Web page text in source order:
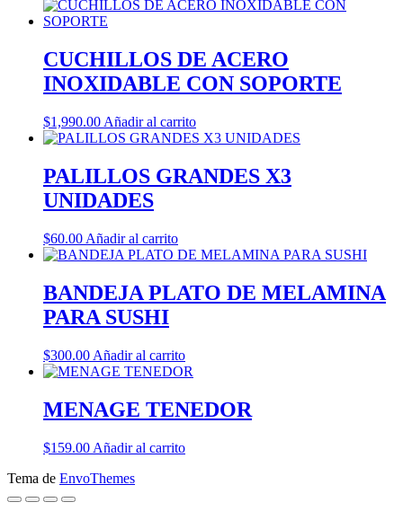
CUCHILLOS DE ACERO
INOXIDABLE CON SOPORTE
$1,990.00 Añadir al carrito
PALILLOS GRANDES X3
UNIDADES
$60.00 Añadir al carrito
BANDEJA PLATO DE MELAMINA
PARA SUSHI
$300.00 Añadir al carrito
MENAGE TENEDOR
$159.00 Añadir al carrito
Tema de EnvoThemes